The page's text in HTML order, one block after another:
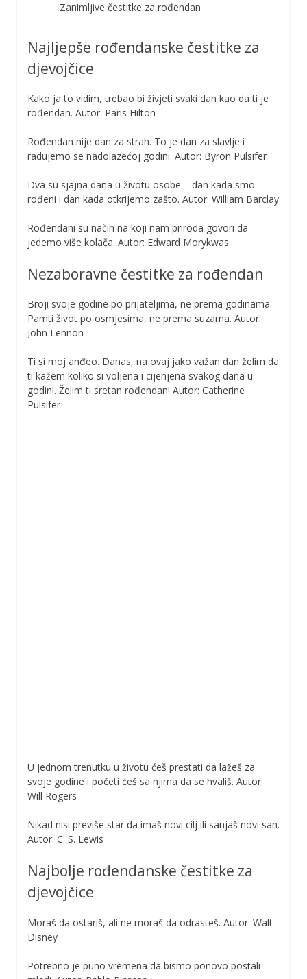
Zanimljive čestitke za rođendan
Najljepše rođendanske čestitke za
djevojčice
Kako ja to vidim, trebao bi živjeti svaki dan kao da ti je
rođendan. Autor: Paris Hilton
Rođendan nije dan za strah. To je dan za slavlje i
radujemo se nadolazećoj godini. Autor: Byron Pulsifer
Dva su sjajna dana u životu osobe – dan kada smo
rođeni i dan kada otkrijemo zašto. Autor: William Barclay
Rođendani su način na koji nam priroda govori da
jedemo više kolača. Autor: Edward Morykwas
Nezaboravne čestitke za rođendan
Broji svoje godine po prijateljima, ne prema godinama.
Pamti život po osmjesima, ne prema suzama. Autor:
John Lennon
Ti si moj anđeo. Danas, na ovaj jako važan dan želim da
ti kažem koliko si voljena i cijenjena svakog dana u
godini. Želim ti sretan rođendan! Autor: Catherine
Pulsifer
U jednom trenutku u životu ćeš prestati da lažeš za
svoje godine i početi ćeš sa njima da se hvališ. Autor:
Will Rogers
Nikad nisi previše star da imaš novi cilj ili sanjaš novi san.
Autor: C. S. Lewis
Najbolje rođendanske čestitke za
djevojčice
Moraš da ostariš, ali ne moraš da odrasteš. Autor: Walt
Disney
Potrebno je puno vremena da bismo ponovo postali